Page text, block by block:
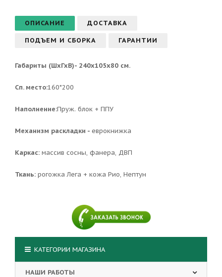
ОПИСАНИЕ ДОСТАВКА
ПОДЪЕМ И СБОРКА ГАРАНТИИ
Габариты (ШхГхВ)- 240х105х80 см.
Сп. место:160*200
Наполнение:Пруж. блок + ППУ
Механизм раскладки - еврокнижка
Каркас: массив сосны, фанера, ДВП
Ткань: рогожка Лега + кожа Рио, Нептун
КАТЕГОРИИ МАГАЗИНА
НАШИ РАБОТЫ